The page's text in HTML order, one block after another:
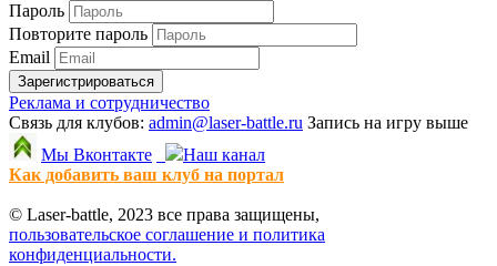
Пароль
Повторите пароль
Email
Зарегистрироваться
Реклама и сотрудничество
Связь для клубов: admin@laser-battle.ru Запись на игру выше
Мы Вконтакте
Наш канал
Как добавить ваш клуб на портал
© Laser-battle, 2023 все права защищены,
пользовательское соглашение и политика
конфиденциальности.